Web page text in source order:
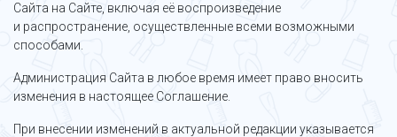
Сайта на Сайте, включая её воспроизведение
и распространение, осуществленные всеми возможными
способами.
Администрация Сайта в любое время имеет право вносить
изменения в настоящее Соглашение.
При внесении изменений в актуальной редакции указывается